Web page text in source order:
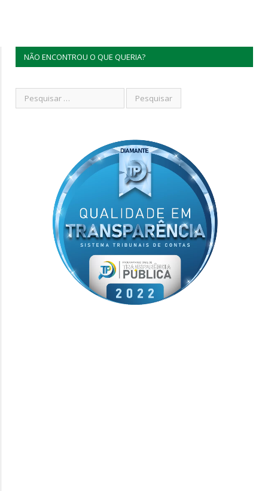
NÃO ENCONTROU O QUE QUERIA?